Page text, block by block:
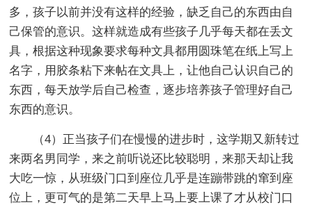
多，孩子以前并没有这样的经验，缺乏自己的东西由自
己保管的意识。这样就造成有些孩子几乎每天都在丢文
具，根据这种现象要求每种文具都用圆珠笔在纸上写上
名字，用胶条粘下来帖在文具上，让他自己认识自己的
东西，每天放学后自己检查，逐步培养孩子管理好自己
东西的意识。
（4）正当孩子们在慢慢的进步时，这学期又新转过
来两名男同学，来之前听说还比较聪明，来那天却让我
大吃一惊，从班级门口到座位几乎是连蹦带跳的窜到座
位上，更可气的是第二天早上马上要上课了才从校门口